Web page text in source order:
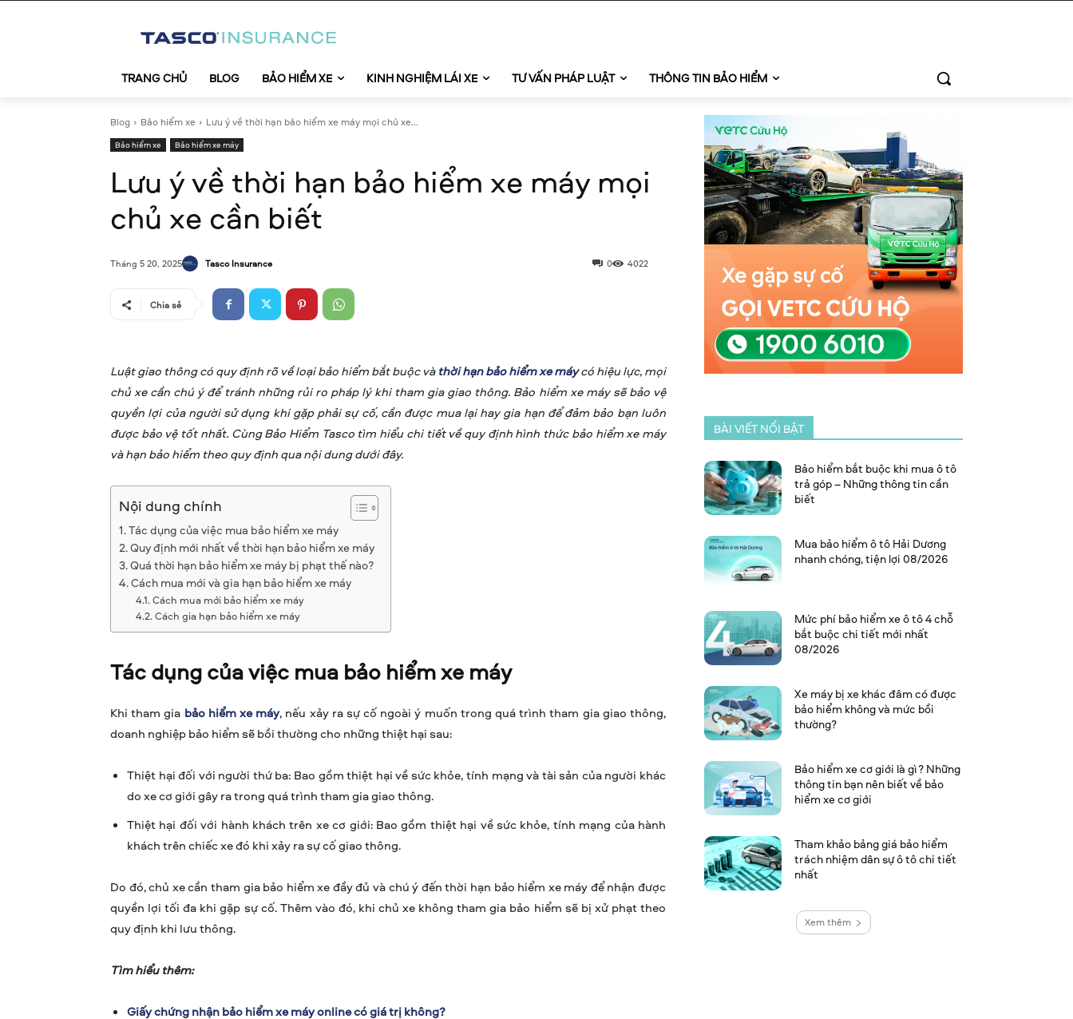
TRANG CHỦ BLOG BẢO HIỂM XE KINH NGHIỆM LÁI XE TƯ VẤN PHÁP LUẬT THÔNG TIN BẢO HIỂM
Blog Bảo hiểm xe Lưu ý về thời hạn bảo hiểm xe máy mọi chủ xe...
Bảo hiểm xe Bảo hiểm xe máy
Lưu ý về thời hạn bảo hiểm xe máy mọi
chủ xe cần biết
0 4022
Tháng 5 20, 2025 Tasco Insurance
Chia sẻ
Luật giao thông có quy định rõ về loại bảo hiểm bắt buộc vàthời hạn bảo hiểm xe máycó hiệu lực, mọi
chủ xe cần chú ý để tránh những rủi ro pháp lý khi tham gia giao thông. Bảo hiểm xe máy sẽ bảo vệ
quyền lợi của người sử dụng khi gặp phải sự cố, cần được mua lại hay gia hạn để đảm bảo bạn luôn
được bảo vệ tốt nhất. Cùng Bảo Hiểm Tasco tìm hiểu chi tiết về quy định hình thức bảo hiểm xe máy
và hạn bảo hiểm theo quy định qua nội dung dưới đây.
Nội dung chính
Tác dụng của việc mua bảo hiểm xe máy
Quy định mới nhất về thời hạn bảo hiểm xe máy
Quá thời hạn bảo hiểm xe máy bị phạt thế nào?
Cách mua mới và gia hạn bảo hiểm xe máy
Cách mua mới bảo hiểm xe máy
Cách gia hạn bảo hiểm xe máy
Tác dụng của việc mua bảo hiểm xe máy
Khi tham gia bảo hiểm xe máy, nếu xảy ra sự cố ngoài ý muốn trong quá trình tham gia giao thông,
doanh nghiệp bảo hiểm sẽ bồi thường cho những thiệt hại sau:
Thiệt hại đối với người thứ ba: Bao gồm thiệt hại về sức khỏe, tính mạng và tài sản của người khác
do xe cơ giới gây ra trong quá trình tham gia giao thông.
Thiệt hại đối với hành khách trên xe cơ giới: Bao gồm thiệt hại về sức khỏe, tính mạng của hành
khách trên chiếc xe đó khi xảy ra sự cố giao thông.
Do đó, chủ xe cần tham gia bảo hiểm xe đầy đủ và chú ý đến thời hạn bảo hiểm xe máy để nhận được
quyền lợi tối đa khi gặp sự cố. Thêm vào đó, khi chủ xe không tham gia bảo hiểm sẽ bị xử phạt theo
quy định khi lưu thông.
Tìm hiểu thêm:
Giấy chứng nhận bảo hiểm xe máy online có giá trị không?
BÀI VIẾT NỔI BẬT
Bảo hiểm bắt buộc khi mua ô tô
trả góp – Những thông tin cần
biết
Mua bảo hiểm ô tô Hải Dương
nhanh chóng, tiện lợi 08/2026
Mức phí bảo hiểm xe ô tô 4 chỗ
bắt buộc chi tiết mới nhất
08/2026
Xe máy bị xe khác đâm có được
bảo hiểm không và mức bồi
thường?
Bảo hiểm xe cơ giới là gì? Những
thông tin bạn nên biết về bảo
hiểm xe cơ giới
Tham khảo bảng giá bảo hiểm
trách nhiệm dân sự ô tô chi tiết
nhất
Xem thêm